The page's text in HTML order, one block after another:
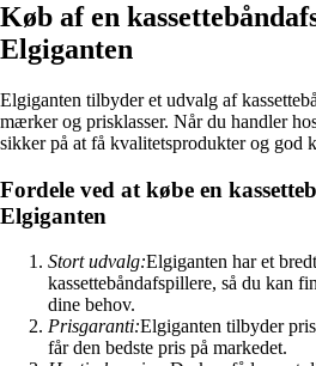
Køb af en
Elgiganten
Elgiganten tilbyder et udvalg af
mærker og prisklasser. Når du handler
sikker på at få kvalitetsprodukter og god
Fordele ved at købe en
Elgiganten
Stort udvalg:Elgiganten har et
kassettebåndafspillere, så du kan
dine behov.
Prisgaranti:Elgiganten tilbyder
får den bedste pris på markedet.